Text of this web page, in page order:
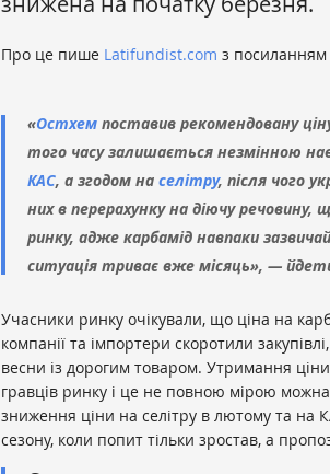
Про це пише Latifundist.com з
«Остхем поставив рекомендовану
того часу залишається незмінною
КАС, а згодом на селітру, після чого
них в перерахунку на діючу
ринку, адже карбамід навпаки
ситуація триває вже місяць», —
Учасники ринку очікували, що ціна на
компанії та імпортери скоротили
весни із дорогим товаром. Утримання
гравців ринку і це не повною мірою
зниження ціни на селітру в лютому та на
сезону, коли попит тільки зростав, а